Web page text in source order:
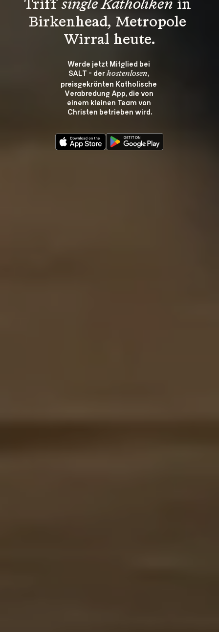
Triff single Katholiken in
Birkenhead, Metropole
Wirral heute.
Werde jetzt Mitglied bei
SALT - der kostenlosen,
preisgekrönten Katholische
Verabredung App, die von
einem kleinen Team von
Christen betrieben wird.